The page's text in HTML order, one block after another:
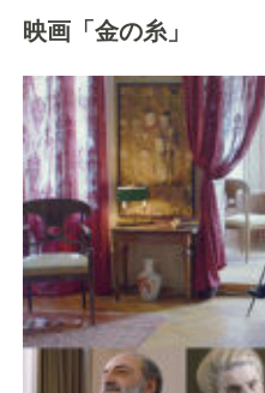
映画「金の糸」